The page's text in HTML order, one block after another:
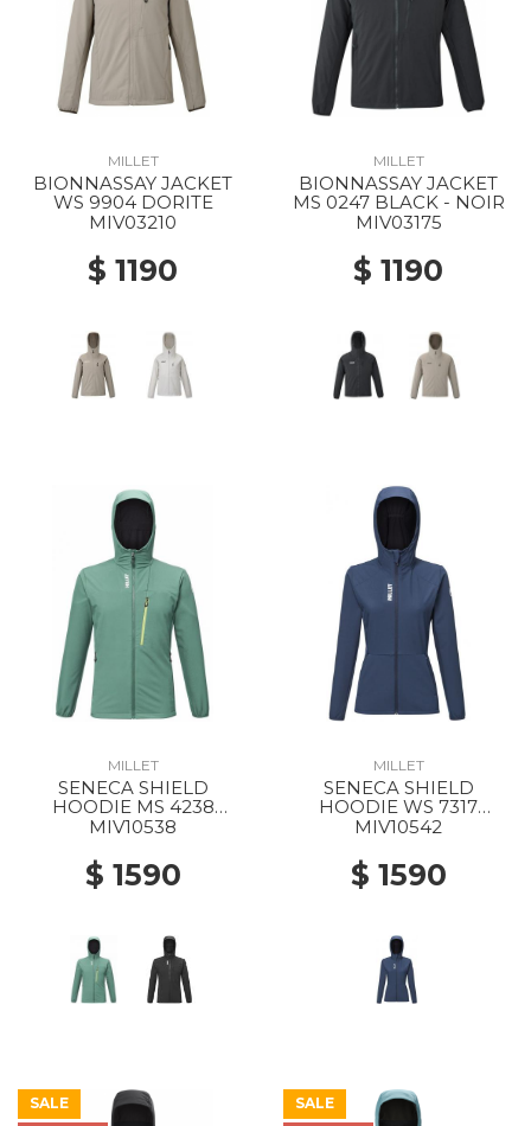
MILLET
BIONNASSAY JACKET
WS 9904 DORITE
MIV03210
$ 1190
MILLET
BIONNASSAY JACKET
MS 0247 BLACK - NOIR
MIV03175
$ 1190
MILLET
SENECA SHIELD
HOODIE MS 4238
BOTTLE
MIV10538
$ 1590
MILLET
SENECA SHIELD
HOODIE WS 7317
SAPHIR
MIV10542
$ 1590
SALE
SALE